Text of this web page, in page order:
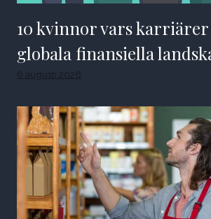
10 kvinnor vars
globala finansiella
6 augusti 2026